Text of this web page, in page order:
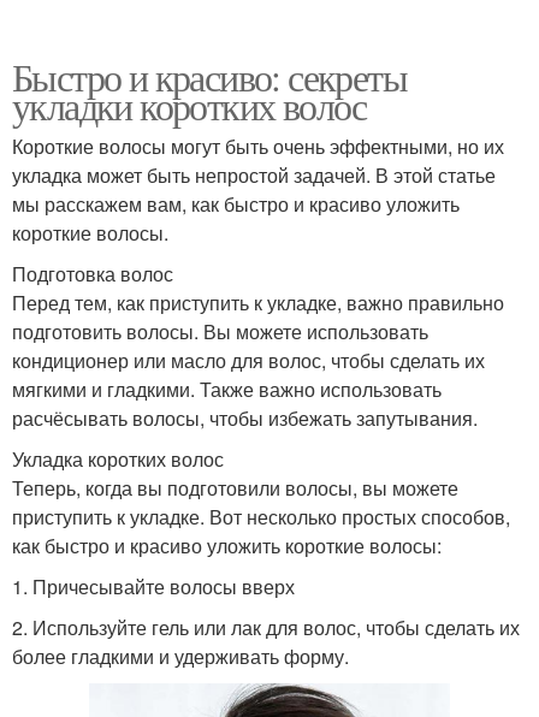
Быстро и красиво: секреты
укладки коротких волос
Короткие волосы могут быть очень эффектными, но их
укладка может быть непростой задачей. В этой статье
мы расскажем вам, как быстро и красиво уложить
короткие волосы.
Подготовка волос
Перед тем, как приступить к укладке, важно правильно
подготовить волосы. Вы можете использовать
кондиционер или масло для волос, чтобы сделать их
мягкими и гладкими. Также важно использовать
расчёсывать волосы, чтобы избежать запутывания.
Укладка коротких волос
Теперь, когда вы подготовили волосы, вы можете
приступить к укладке. Вот несколько простых способов,
как быстро и красиво уложить короткие волосы:
1. Причесывайте волосы вверх
2. Используйте гель или лак для волос, чтобы сделать их
более гладкими и удерживать форму.